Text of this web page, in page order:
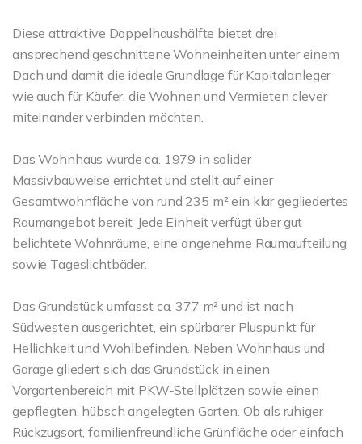
Diese attraktive Doppelhaushälfte bietet drei
ansprechend geschnittene Wohneinheiten unter einem
Dach und damit die ideale Grundlage für Kapitalanleger
wie auch für Käufer, die Wohnen und Vermieten clever
miteinander verbinden möchten.
Das Wohnhaus wurde ca. 1979 in solider
Massivbauweise errichtet und stellt auf einer
Gesamtwohnfläche von rund 235 m² ein klar gegliedertes
Raumangebot bereit. Jede Einheit verfügt über gut
belichtete Wohnräume, eine angenehme Raumaufteilung
sowie Tageslichtbäder.
Das Grundstück umfasst ca. 377 m² und ist nach
Südwesten ausgerichtet, ein spürbarer Pluspunkt für
Hellichkeit und Wohlbefinden. Neben Wohnhaus und
Garage gliedert sich das Grundstück in einen
Vorgartenbereich mit PKW-Stellplätzen sowie einen
gepflegten, hübsch angelegten Garten. Ob als ruhiger
Rückzugsort, familienfreundliche Grünfläche oder einfach